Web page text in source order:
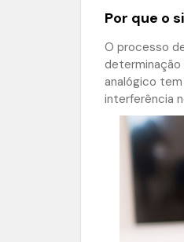
Por que o
O processo
determinação
analógico
interferência